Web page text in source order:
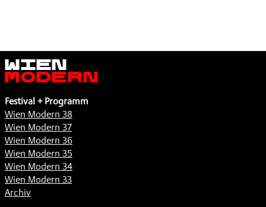
Wien
Modern
Festival + Programm
Wien Modern 38
Wien Modern 37
Wien Modern 36
Wien Modern 35
Wien Modern 34
Wien Modern 33
Archiv